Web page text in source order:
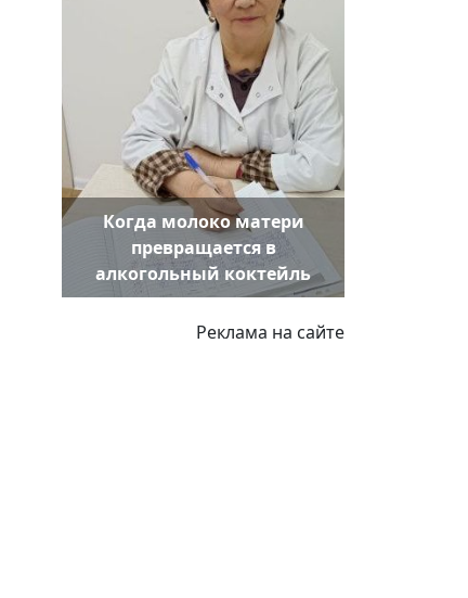
Когда молоко матери
превращается в
алкогольный коктейль
Реклама на сайте